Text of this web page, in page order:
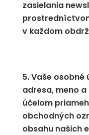
zasielania
v každom
Vaše
adresa, meno
účelom
obchodných
obsahu našich